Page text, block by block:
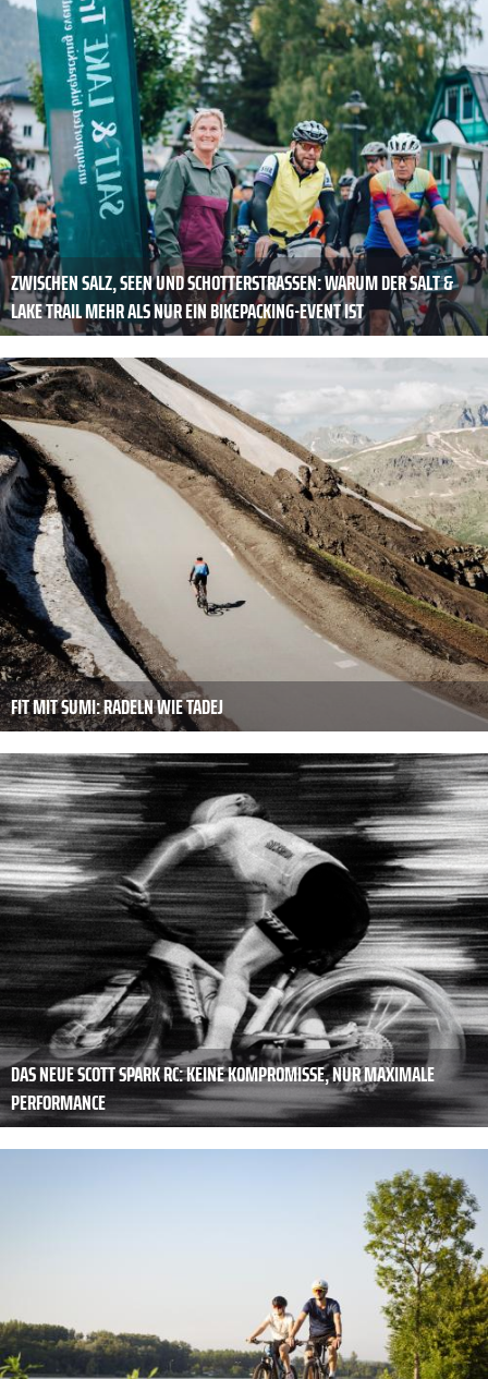
ZWISCHEN SALZ, SEEN UND SCHOTTERSTRASSEN: WARUM DER SALT & L
AKE TRAIL MEHR ALS NUR EIN BIKEPACKING-EVENT IST
FIT MIT SUMI: RADELN WIE TADEJ
DAS NEUE SCOTT SPARK RC: KEINE KOMPROMISSE, NUR MAXIMALE
PERFORMANCE